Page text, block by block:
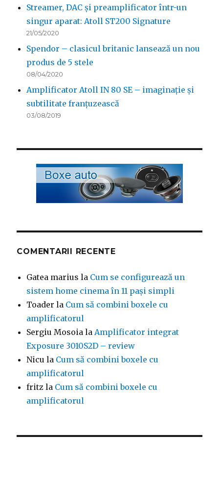
Streamer, DAC și preamplificator într-un
singur aparat: Atoll ST200 Signature
21/05/2020
Spendor – clasicul britanic lansează un nou
produs de 5 stele
08/04/2020
Amplificator Atoll IN 80 SE – imaginație și
subtilitate franțuzească
03/08/2019
COMENTARII RECENTE
Gatea marius la Cum se configurează un
sistem home cinema în 11 pași simpli
Toader la Cum să combini boxele cu
amplificatorul
Sergiu Mosoia laAmplificator integrat
Exposure 3010S2D – review
Nicu la Cum să combini boxele cu
amplificatorul
fritz la Cum să combini boxele cu
amplificatorul